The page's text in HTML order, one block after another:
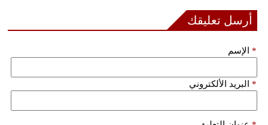
تعليم
أرسل تعليقك
الإسم *
البريد الألكتروني *